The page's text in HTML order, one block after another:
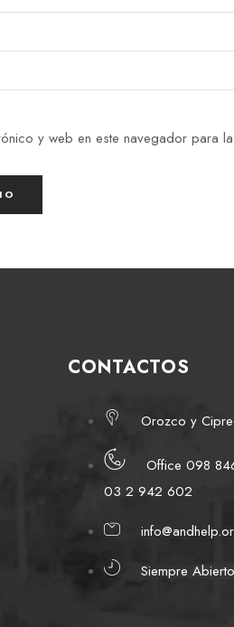
y web en este navegador para
CONTACTOS
Orozco y
Office 098
03 2 942 602
Siempre Abierto